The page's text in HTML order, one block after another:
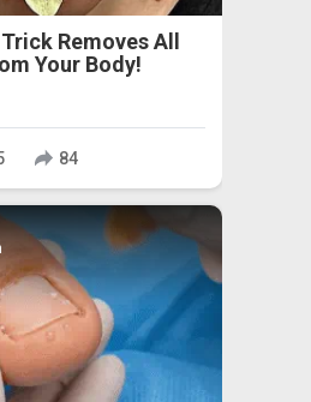
Removes All
Your Body!
84